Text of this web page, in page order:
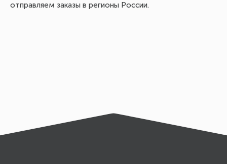
отправляем заказы в регионы России.